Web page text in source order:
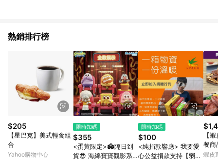
熱銷排行榜
$205
【星巴克】美式輕食組
合
Yahoo購物中心
限時加碼
$355
<蛋黃限定>🏟️隔日到
貨😎 海綿寶寶觀影系
限時加碼
$100
<純捐款響應> 我要愛
心公益捐款支持【弱勢
【
餐商品
務費
蝦皮